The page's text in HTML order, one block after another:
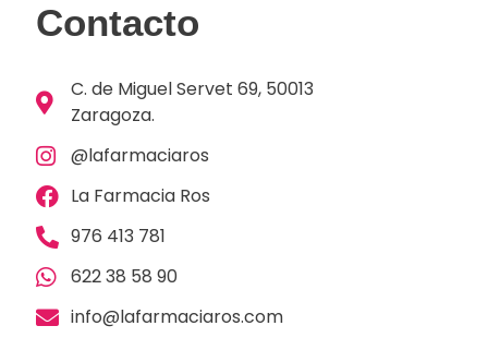
Contacto
C. de Miguel Servet 69, 50013
Zaragoza.
@lafarmaciaros
La Farmacia Ros
976 413 781
622 38 58 90
info@lafarmaciaros.com